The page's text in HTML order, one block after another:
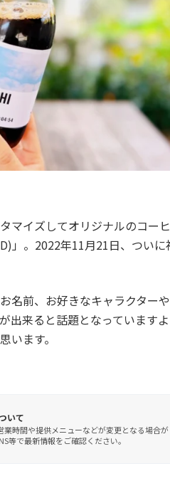
マイズしてオリジナルのコー
」。2022年11月21日、ついに
名前、お好きなキャラクター
出来ると話題となっています
います。
いて
時間や提供メニューなどが変更となる場合が
等で最新情報をご確認ください。